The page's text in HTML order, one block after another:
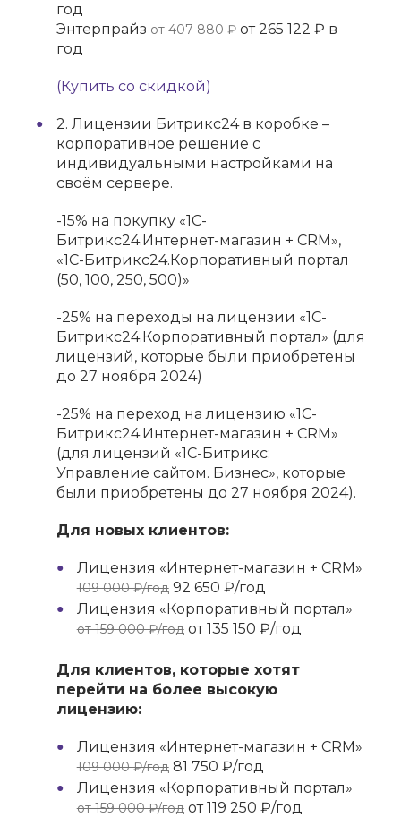
год
Энтерпрайз от 407 880 ₽от 265 122 ₽ в
год
(Купить со скидкой)
2. Лицензии Битрикс24 в коробке –
корпоративное решение с
индивидуальными настройками на
своём сервере.
-15% на покупку «1С-
Битрикс24.Интернет-магазин + CRM»,
«1С-Битрикс24.Корпоративный портал
(50, 100, 250, 500)»
-25% на переходы на лицензии «1С-
Битрикс24.Корпоративный портал» (для
лицензий, которые были приобретены
до 27 ноября 2024)
-25% на переход на лицензию «1С-
Битрикс24.Интернет-магазин + CRM»
(для лицензий «1С-Битрикс:
Управление сайтом. Бизнес», которые
были приобретены до 27 ноября 2024).
Для новых клиентов:
Лицензия «Интернет-магазин + CRM»
109 000 ₽/год92 650 ₽/год
Лицензия «Корпоративный портал»
от 159 000 ₽/годот 135 150 ₽/год
Для клиентов, которые хотят
перейти на более высокую
лицензию:
Лицензия «Интернет-магазин + CRM»
109 000 ₽/год81 750 ₽/год
Лицензия «Корпоративный портал»
от 159 000 ₽/годот 119 250 ₽/год